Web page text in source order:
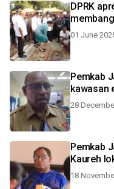
DPRK
01 June
Pemkab
kawasan
28
Pemkab
Kaureh
18